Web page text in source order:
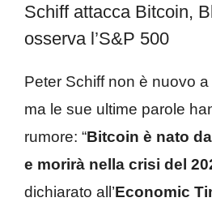
Schiff attacca Bitcoin,
osserva l’S&P 500
Peter Schiff non è nuovo
ma le sue ultime parole
rumore: “Bitcoin è nato
e morirà nella crisi del
dichiarato all’Economic